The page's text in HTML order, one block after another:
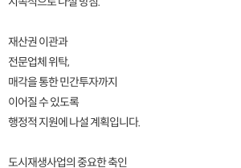
재산권 이관과
전문업체 위탁,
매각을 통한 민간투자까지
이어질 수 있도록
행정적 지원에 나설 계획입니다.
도시재생사업의 중요한 축인